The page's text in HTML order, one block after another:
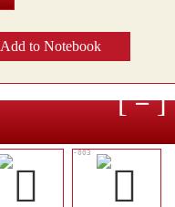
Add to Notebook